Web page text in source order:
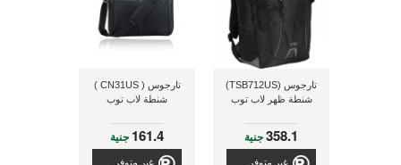
تارجوس (TSB712US)
شنطة ظهر لاب توب
358.1جنية
غير متوفر
تارجوس ( CN31US )
شنطة لاب توب
161.4 جنية
غير متوفر